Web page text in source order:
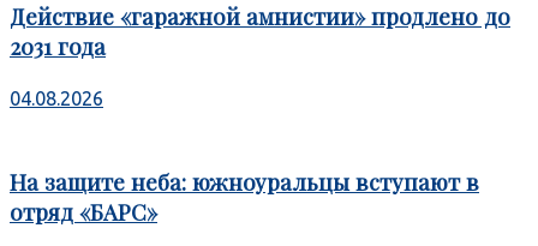
Действие «гаражной амнистии» продлено до
2031 года
04.08.2026
На защите неба: южноуральцы вступают в
отряд «БАРС»